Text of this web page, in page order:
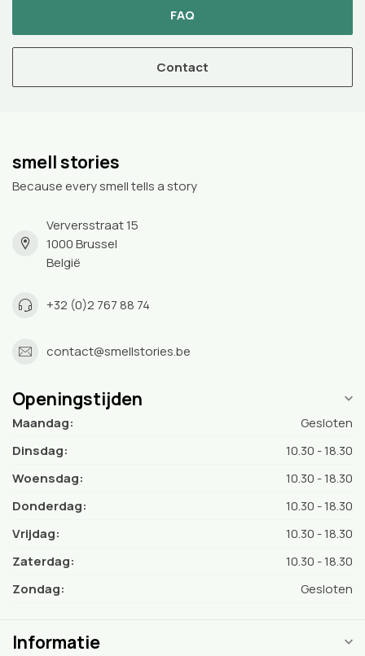
FAQ
Contact
smell stories
Because every smell tells a story
Verversstraat 15
1000 Brussel
België
+32 (0)2 767 88 74
contact@smellstories.be
Openingstijden
Maandag:
Gesloten
Dinsdag:
10.30 - 18.30
Woensdag:
10.30 - 18.30
Donderdag:
10.30 - 18.30
Vrijdag:
10.30 - 18.30
Zaterdag:
10.30 - 18.30
Zondag:
Gesloten
Informatie